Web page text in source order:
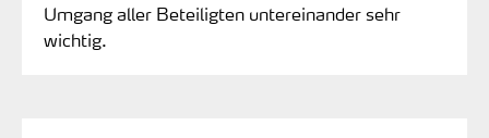
Umgang aller Beteiligten untereinander sehr
wichtig.